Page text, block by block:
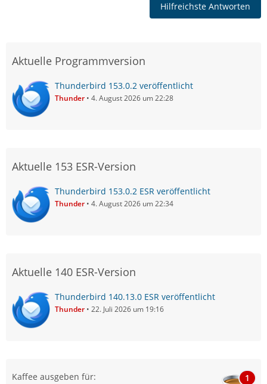
Hilfreichste Antworten
Aktuelle Programmversion
Thunderbird 153.0.2 veröffentlicht
Thunder 4. August 2026 um 22:28
Aktuelle 153 ESR-Version
Thunderbird 153.0.2 ESR veröffentlicht
Thunder 4. August 2026 um 22:34
Aktuelle 140 ESR-Version
Thunderbird 140.13.0 ESR veröffentlicht
Thunder 22. Juli 2026 um 19:16
Kaffee ausgeben für: 1